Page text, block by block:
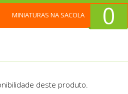
0
MINIATURAS NA SACOLA
deste produto.